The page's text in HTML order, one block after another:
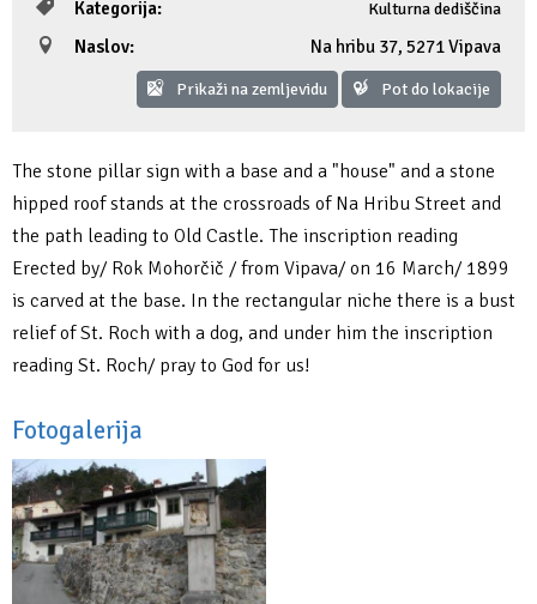
Kategorija:
Kulturna dediščina
Naslov:
Na hribu 37, 5271 Vipava
Prikaži na zemljevidu Pot do lokacije
The stone pillar sign with a base and a "house" and a stone
hipped roof stands at the crossroads of Na Hribu Street and
the path leading to Old Castle. The inscription reading
Erected by/ Rok Mohorčič / from Vipava/ on 16 March/ 1899
is carved at the base. In the rectangular niche there is a bust
relief of St. Roch with a dog, and under him the inscription
reading St. Roch/ pray to God for us!
Fotogalerija
Fotogalerija
Ideja za izlet
Raziskuj Vipavo s pomočjo vitezov Vipavskih
Zasebno doživetje lova na tartufe
Pomembni kontakti
Pogosta vprašanja
Publikacije
Projekti
Poslovne strani
Zelena Vipava
Trajnostna mobilnost